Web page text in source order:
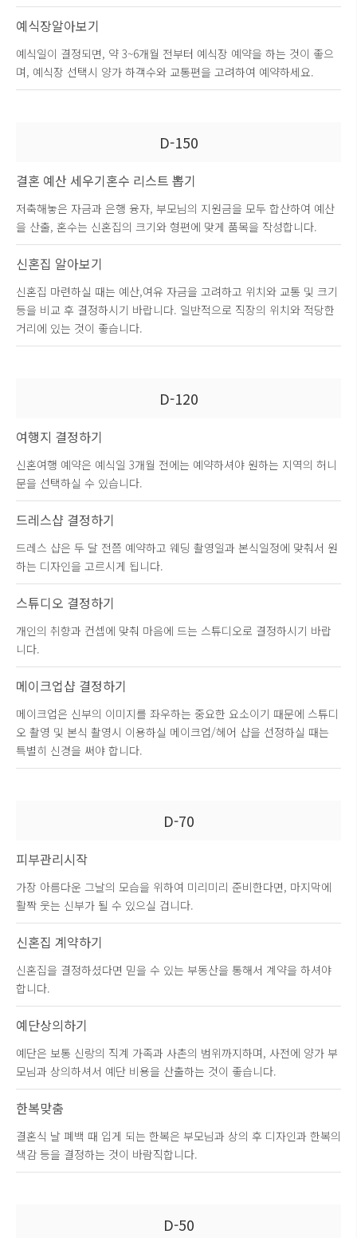
예식장알아보기
예식일이 결정되면, 약 3~6개월 전부터 예식장 예약을 하는 것이 좋으
며, 예식장 선택시 양가 하객수와 교통편을 고려하여 예약하세요.
D-150
결혼 예산 세우기혼수 리스트 뽑기
저축해놓은 자금과 은행 융자, 부모님의 지원금을 모두 합산하여 예산
을 산출, 혼수는 신혼집의 크기와 형편에 맞게 품목을 작성합니다.
신혼집 알아보기
신혼집 마련하실 때는 예산,여유 자금을 고려하고 위치와 교통 및 크기
등을 비교 후 결정하시기 바랍니다. 일반적으로 직장의 위치와 적당한
거리에 있는 것이 좋습니다.
D-120
여행지 결정하기
신혼여행 예약은 예식일 3개월 전에는 예약하셔야 원하는 지역의 허니
문을 선택하실 수 있습니다.
드레스샵 결정하기
드레스 샵은 두 달 전쯤 예약하고 웨딩 촬영일과 본식일정에 맞춰서 원
하는 디자인을 고르시게 됩니다.
스튜디오 결정하기
개인의 취향과 컨셉에 맞춰 마음에 드는 스튜디오로 결정하시기 바랍
니다.
메이크업샵 결정하기
메이크업은 신부의 이미지를 좌우하는 중요한 요소이기 때문에 스튜디
오 촬영 및 본식 촬영시 이용하실 메이크업/헤어 샵을 선정하실 때는
특별히 신경을 써야 합니다.
D-70
피부관리시작
가장 아름다운 그날의 모습을 위하여 미리미리 준비한다면, 마지막에
활짝 웃는 신부가 될 수 있으실 겁니다.
신혼집 계약하기
신혼집을 결정하셨다면 믿을 수 있는 부동산을 통해서 계약을 하셔야
합니다.
예단상의하기
예단은 보통 신랑의 직계 가족과 사촌의 범위까지하며, 사전에 양가 부
모님과 상의하셔서 예단 비용을 산출하는 것이 좋습니다.
한복맞춤
결혼식 날 폐백 때 입게 되는 한복은 부모님과 상의 후 디자인과 한복의
색감 등을 결정하는 것이 바람직합니다.
D-50